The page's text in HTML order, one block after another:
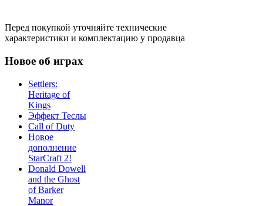
Перед покупкой уточняйте технические
характеристики и комплектацию у продавца
Новое об играх
Settlers:
Heritage of
Kings
Эффект Теслы
Call of Duty
Новое
дополнение
StarCraft 2!
Donald Dowell
and the Ghost
of Barker
Manor